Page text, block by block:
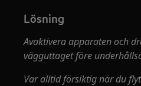
Lösning
Avaktivera apparaten och
vägguttaget före
Var alltid försiktig när du